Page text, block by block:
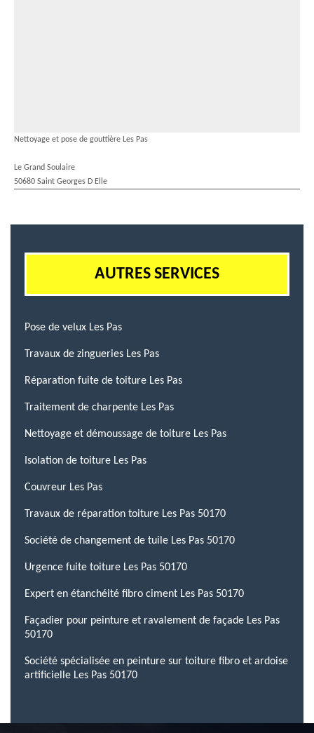
Nettoyage et pose de gouttière Les Pas
Le Grand Soulaire
50680 Saint Georges D Elle
AUTRES SERVICES
Pose de velux Les Pas
Travaux de zingueries Les Pas
Réparation fuite de toiture Les Pas
Traitement de charpente Les Pas
Nettoyage et démoussage de toiture Les Pas
Isolation de toiture Les Pas
Couvreur Les Pas
Travaux de réparation toiture Les Pas 50170
Société de changement de tuile Les Pas 50170
Urgence fuite toiture Les Pas 50170
Expert en étanchéité fibro ciment Les Pas 50170
Façadier pour peinture et ravalement de façade Les Pas
50170
Société spécialisée en peinture sur toiture fibro et ardoise
artificielle Les Pas 50170